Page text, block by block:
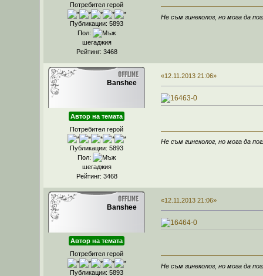
Потребител герой
Публикации: 5893
Пол:
шегаджия
Рейтинг: 3468
Не съм гинеколог, но мога да
Banshee
Автор на темата
Потребител герой
Публикации: 5893
Пол:
шегаджия
Рейтинг: 3468
«12.11.2013 21:06»
Не съм гинеколог, но мога да
Banshee
Автор на темата
Потребител герой
Публикации: 5893
«12.11.2013 21:06»
Не съм гинеколог, но мога да